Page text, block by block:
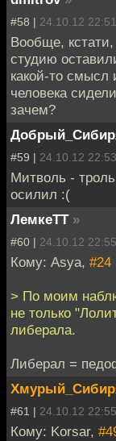
#58 | 24.10.12 22:51
Вообще,
студию
какой-то смысл
человека
зачем?
#59 | 24.10.12 22:53
Митволь -
осилил :(
ЛемкеТТ »
#60 | 24.10.12 22:55
Кому: Asya, #24
> По моим
не только
либерала.
Либерал =
#61 | 24.10.12 22:55
Кому: Korsar,